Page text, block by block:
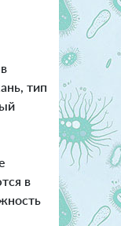
тип
в